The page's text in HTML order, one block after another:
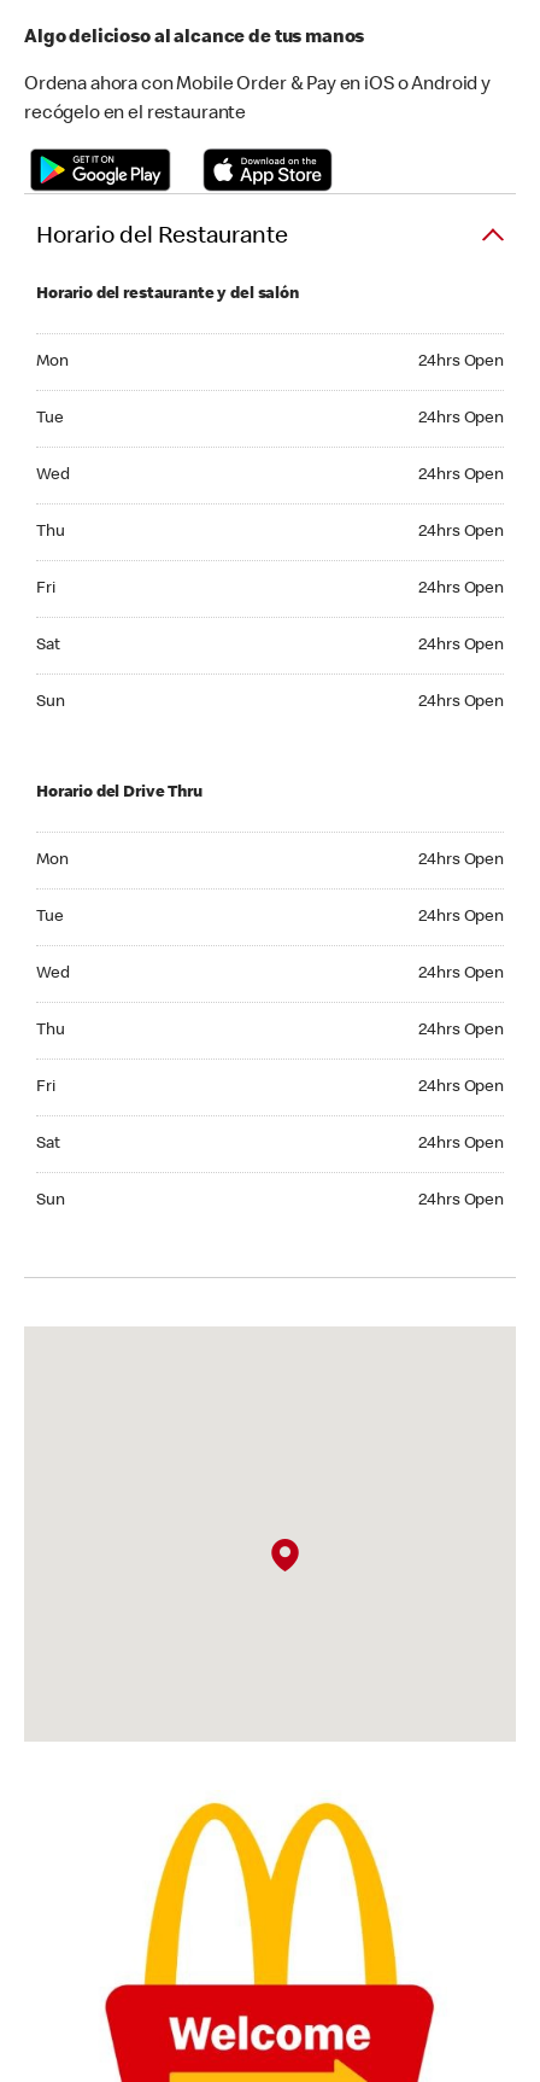
Algo delicioso al alcance de tus manos
Ordena ahora con Mobile Order & Pay en iOS o Android y
recógelo en el restaurante
Horario del Restaurante
Horario del restaurante y del salón
Mon 24hrs Open
Tue 24hrs Open
Wed 24hrs Open
Thu 24hrs Open
Fri 24hrs Open
Sat 24hrs Open
Sun 24hrs Open
Horario del Drive Thru
Mon 24hrs Open
Tue 24hrs Open
Wed 24hrs Open
Thu 24hrs Open
Fri 24hrs Open
Sat 24hrs Open
Sun 24hrs Open